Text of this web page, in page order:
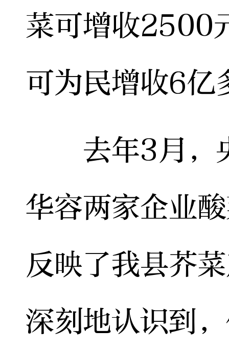
菜可增收2500
可为民增收6亿
去年3月，
华容两家企业
反映了我县芥
深刻地认识到